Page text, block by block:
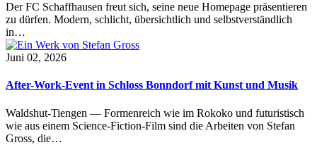
Der FC Schaffhausen freut sich, seine neue Homepage präsentieren
zu dürfen. Modern, schlicht, übersichtlich und selbstverständlich
in…
Juni 02, 2026
After-Work-Event in Schloss Bonndorf mit Kunst und Musik
Waldshut-Tiengen — Formenreich wie im Rokoko und futuristisch
wie aus einem Science-Fiction-Film sind die Arbeiten von Stefan
Gross, die…